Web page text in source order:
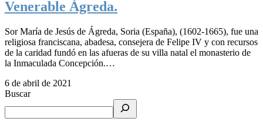
Venerable Ágreda.
Sor María de Jesús de Ágreda, Soria (España), (1602-1665), fue una
religiosa franciscana, abadesa, consejera de Felipe IV y con recursos
de la caridad fundó en las afueras de su villa natal el monasterio de
la Inmaculada Concepción.…
6 de abril de 2021
Buscar